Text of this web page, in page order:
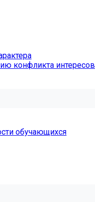
конфликта интересов
обучающихся